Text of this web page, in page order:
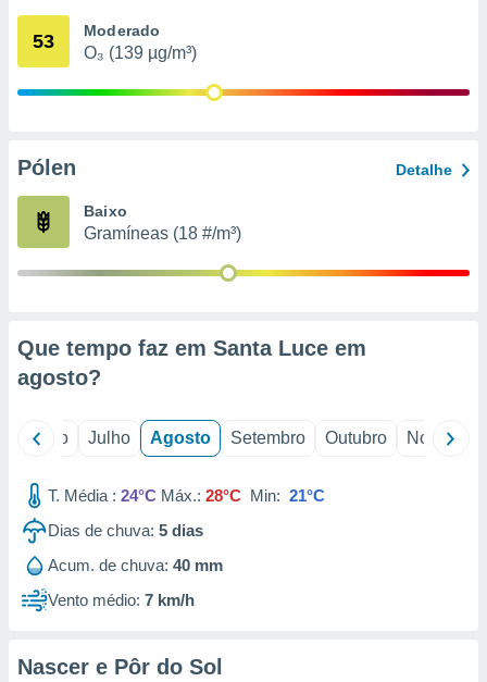
através
estudos
1199
53 Moderado
O₃ (139 µg/m³)
Pólen Detalhe
Baixo
Gramíneas (18 #/m³)
Que tempo faz em Santa Luce em
agosto?
Junho Julho Agosto Setembro Outubro Novembro
T. Média : 24°C Máx.: 28°C Min: 21°C
Dias de chuva: 5 dias
Acum. de chuva: 40 mm
Vento médio: 7 km/h
Nascer e Pôr do Sol